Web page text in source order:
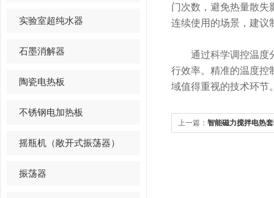
实验室超纯水器
石墨消解器
陶瓷电热板
不锈钢电加热板
摇瓶机（敞开式振荡器）
振荡器
门次数，避免热量散失
连续使用的场景，建议
通过科学调控温度分
行效率。精准的温度控
域值得重视的技术环节
上一篇： 智能磁力搅拌电热